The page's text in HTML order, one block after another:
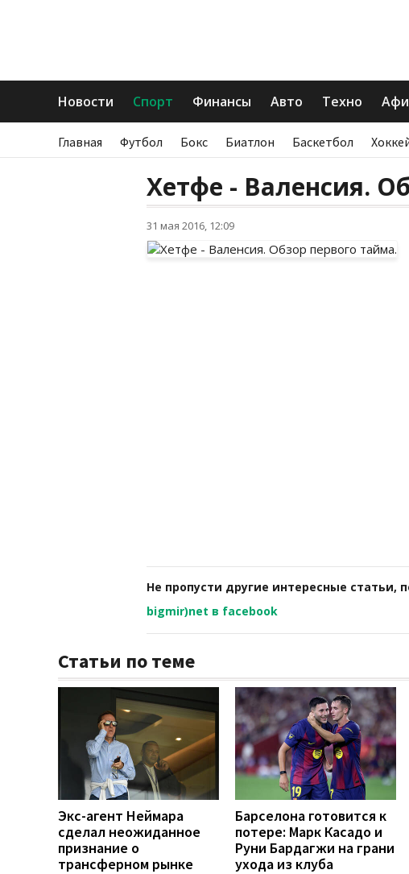
Новости Спорт Финансы Авто Техно
Главная Футбол Бокс Биатлон Баскетбол
Хетфе - Валенсия.
31 мая 2016, 12:09
Не пропусти другие интересные статьи,
bigmir)net в facebook
Статьи по теме
Экс-агент Неймара
сделал неожиданное
признание о
трансферном рынке
Барселона готовится к
потере: Марк Касадо и
Руни Бардагжи на грани
ухода из клуба